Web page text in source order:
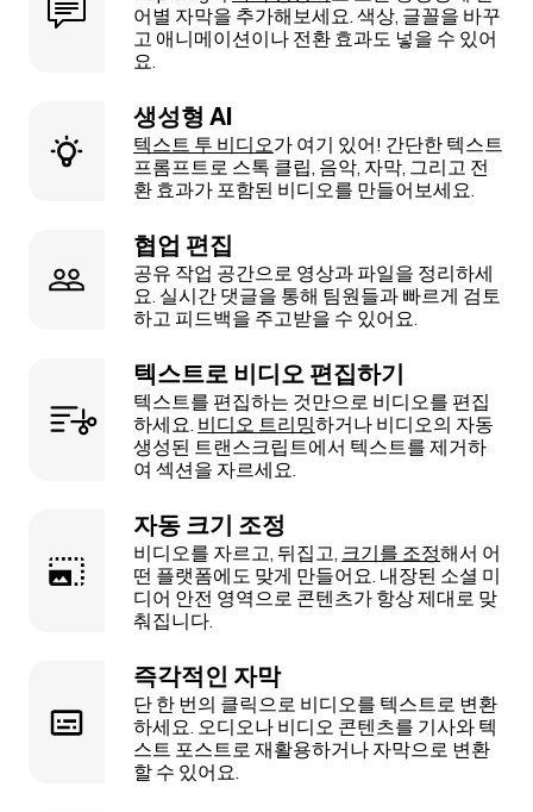
어별 자막을 추가해보세요. 색상, 글꼴을 바꾸
고 애니메이션이나 전환 효과도 넣을 수 있어
요.
생성형 AI
텍스트 투 비디오가 여기 있어! 간단한 텍스트
프롬프트로 스톡 클립, 음악, 자막, 그리고 전
환 효과가 포함된 비디오를 만들어보세요.
협업 편집
공유 작업 공간으로 영상과 파일을 정리하세
요. 실시간 댓글을 통해 팀원들과 빠르게 검토
하고 피드백을 주고받을 수 있어요.
텍스트로 비디오 편집하기
텍스트를 편집하는 것만으로 비디오를 편집
하세요. 비디오 트리밍하거나 비디오의 자동
생성된 트랜스크립트에서 텍스트를 제거하
여 섹션을 자르세요.
자동 크기 조정
비디오를 자르고, 뒤집고, 크기를 조정해서 어
떤 플랫폼에도 맞게 만들어요. 내장된 소셜 미
디어 안전 영역으로 콘텐츠가 항상 제대로 맞
춰집니다.
즉각적인 자막
단 한 번의 클릭으로 비디오를 텍스트로 변환
하세요. 오디오나 비디오 콘텐츠를 기사와 텍
스트 포스트로 재활용하거나 자막으로 변환
할 수 있어요.